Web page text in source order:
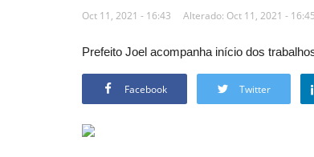
Oct 11, 2021 - 16:43 Alterado: Oct 11, 2021 - 16:45
Prefeito Joel acompanha início dos
Facebook Twitter